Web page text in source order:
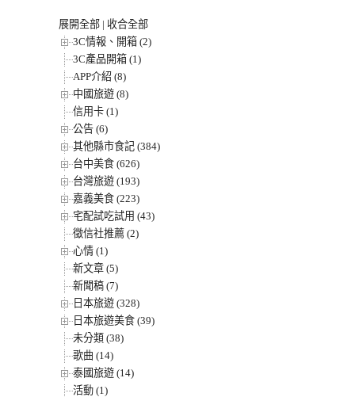
展開全部 | 收合全部
3C情報、開箱 (2)
3C產品開箱 (1)
APP介紹 (8)
中國旅遊 (8)
信用卡 (1)
公告 (6)
其他縣市食記 (384)
台中美食 (626)
台灣旅遊 (193)
嘉義美食 (223)
宅配試吃試用 (43)
徵信社推薦 (2)
心情 (1)
新文章 (5)
新聞稿 (7)
日本旅遊 (328)
日本旅遊美食 (39)
未分類 (38)
歌曲 (14)
泰國旅遊 (14)
活動 (1)